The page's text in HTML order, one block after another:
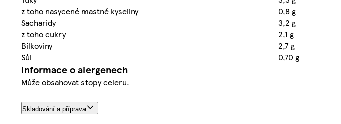
z toho nasycené mastné kyseliny
0,8 g
Sacharidy
3,2 g
z toho cukry
2,1 g
Bílkoviny
2,7 g
Sůl
0,70 g
Informace o alergenech
Může obsahovat stopy celeru.
Skladování a příprava